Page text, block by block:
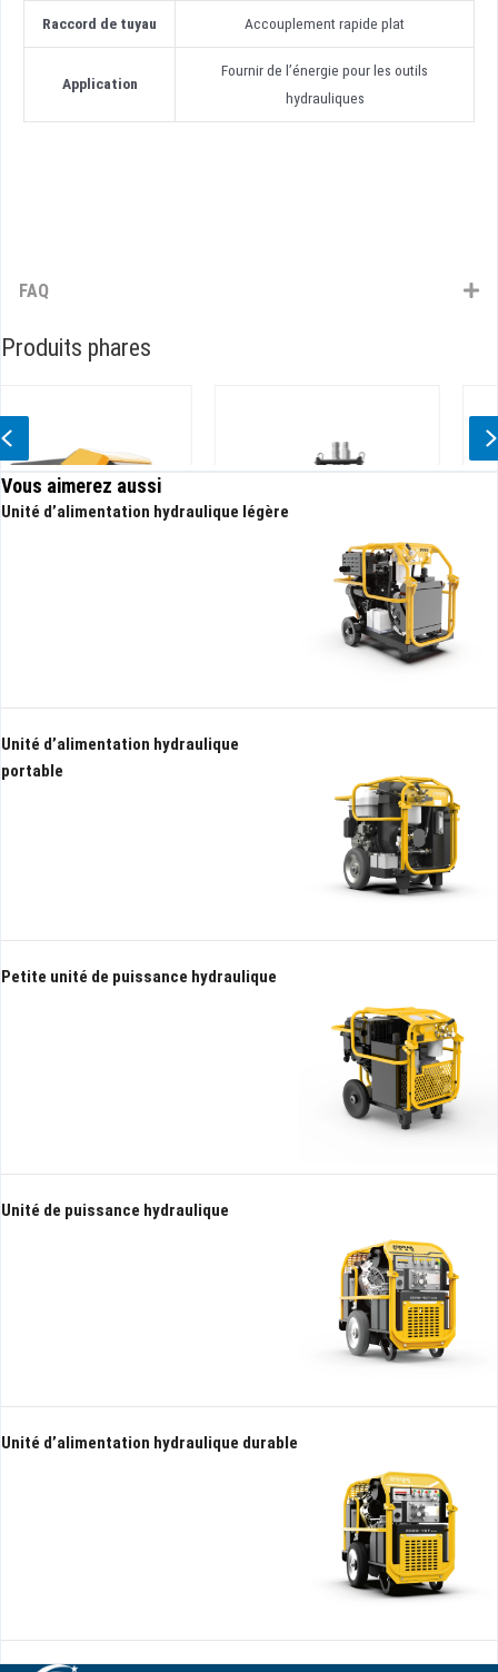
Raccord de tuyau Accouplement rapide plat
Application
Fournir de l’énergie pour les outils
hydrauliques
FAQ
Produits phares
Pompe à lisier hydraulique haute
Previous
Vous aimerez aussi
Unité d’alimentation hydraulique légère
Unité d’alimentation hydraulique
portable
Petite unité de puissance hydraulique
Unité de puissance hydraulique
Unité d’alimentation hydraulique durable